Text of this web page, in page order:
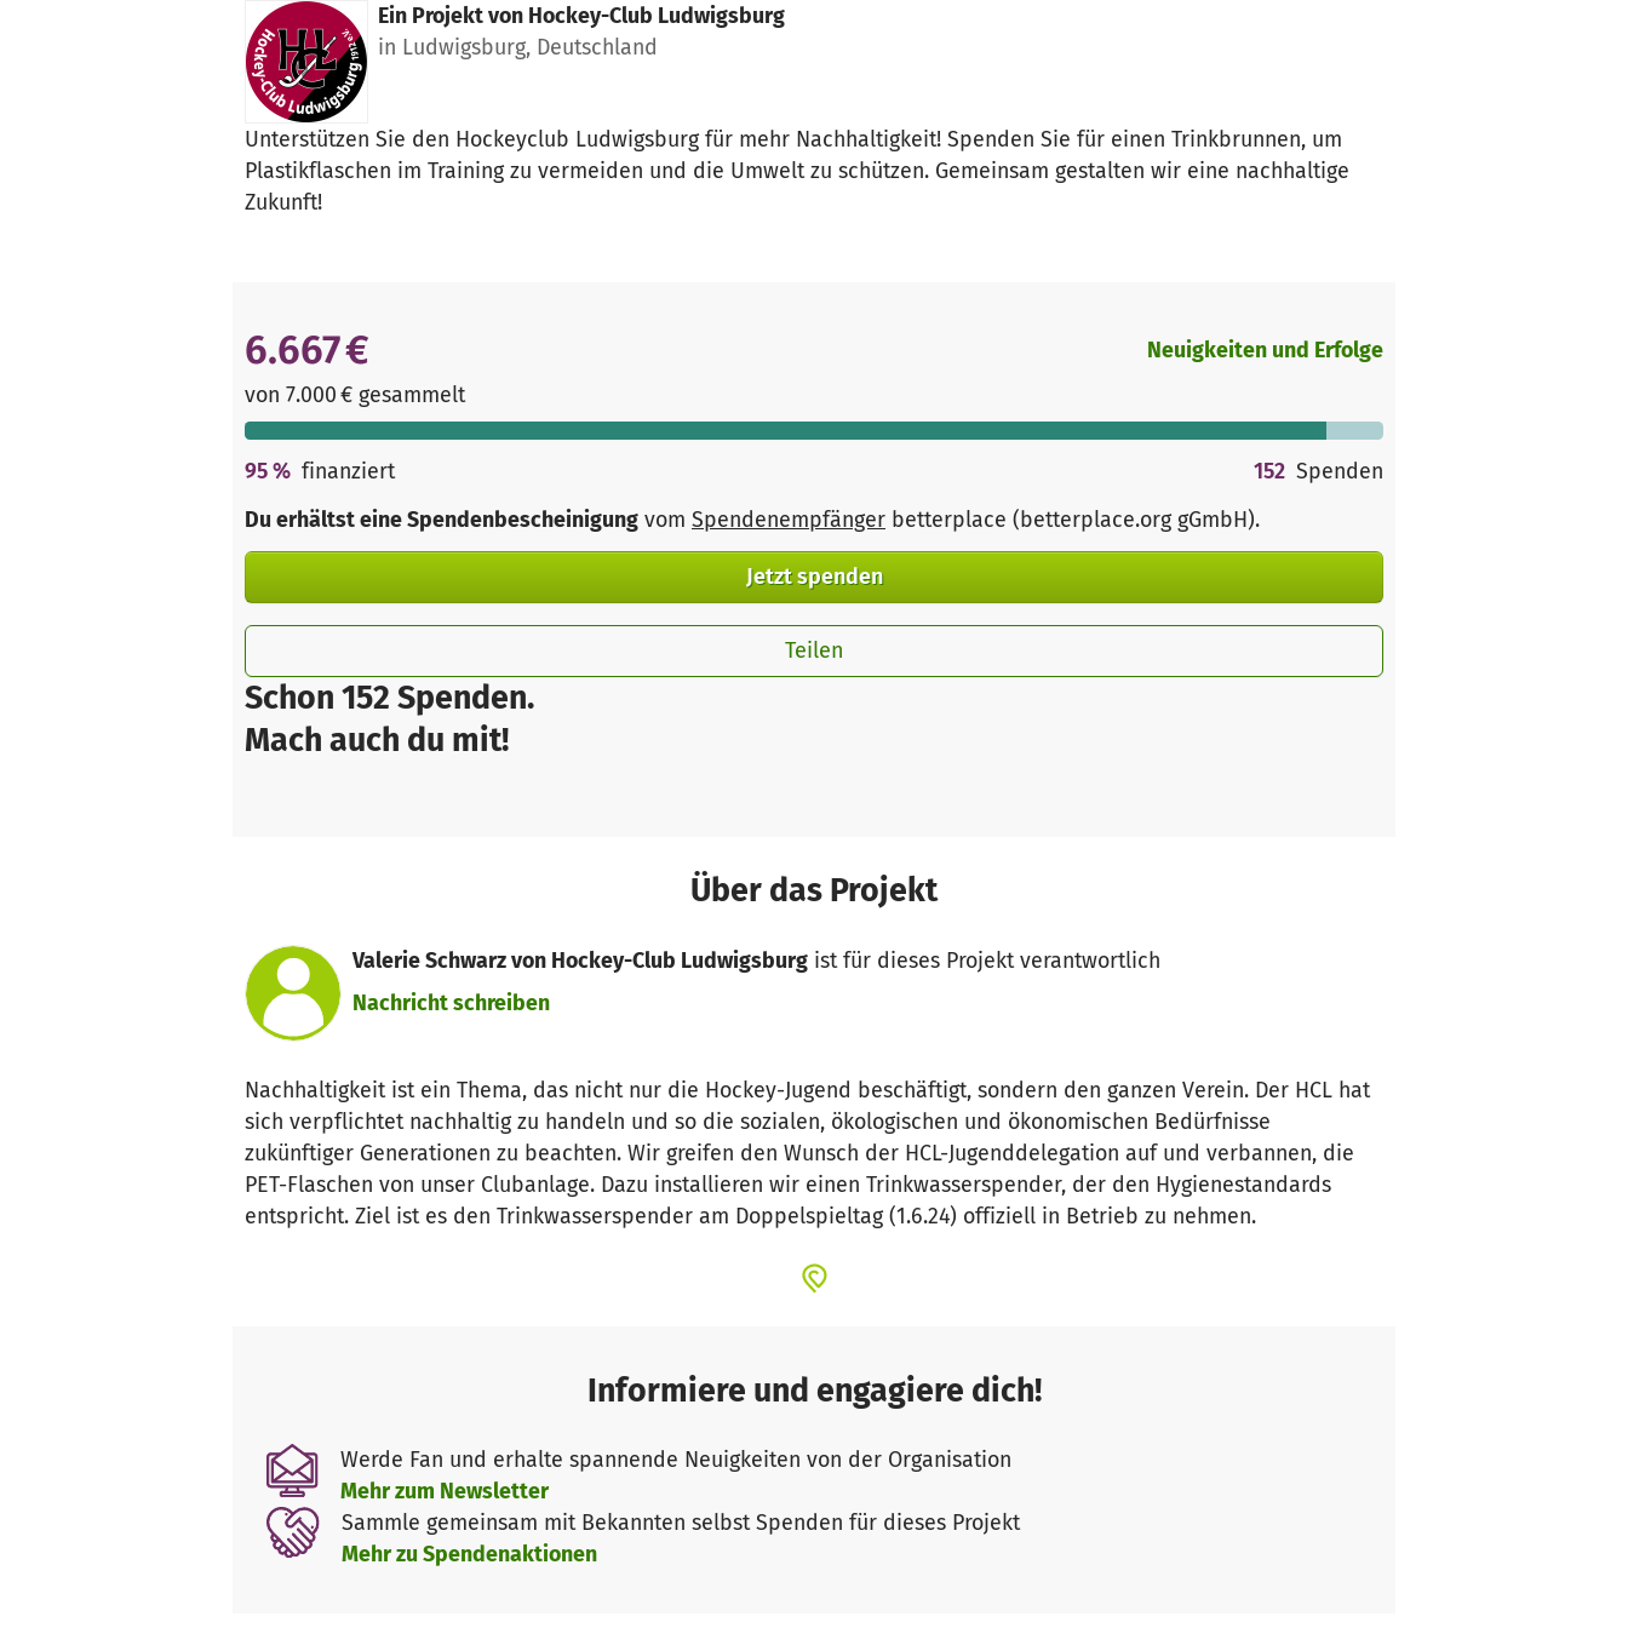
Ein Projekt von Hockey-Club Ludwigsburg
in Ludwigsburg, Deutschland
Unterstützen Sie den Hockeyclub Ludwigsburg für mehr Nachhaltigkeit! Spenden Sie für einen Trinkbrunnen, um
Plastikflaschen im Training zu vermeiden und die Umwelt zu schützen. Gemeinsam gestalten wir eine nachhaltige
Zukunft!
Schon 152 Spenden.
Mach auch du mit!
6.667 €
von 7.000 € gesammelt
Neuigkeiten und Erfolge
95% finanziert 152 Spenden
Du erhältst eine Spendenbescheinigung vom Spendenempfänger betterplace (betterplace.org gGmbH).
Jetzt spenden
Teilen
Über das Projekt
Valerie Schwarz von Hockey-Club Ludwigsburgist für dieses Projekt verantwortlich
Nachricht schreiben
Nachhaltigkeit ist ein Thema, das nicht nur die Hockey-Jugend beschäftigt, sondern den ganzen Verein. Der HCL hat
sich verpflichtet nachhaltig zu handeln und so die sozialen, ökologischen und ökonomischen Bedürfnisse
zukünftiger Generationen zu beachten. Wir greifen den Wunsch der HCL-Jugenddelegation auf und verbannen, die
PET-Flaschen von unser Clubanlage. Dazu installieren wir einen Trinkwasserspender, der den Hygienestandards
entspricht. Ziel ist es den Trinkwasserspender am Doppelspieltag (1.6.24) offiziell in Betrieb zu nehmen.
Informiere und engagiere dich!
Werde Fan und erhalte spannende Neuigkeiten von der Organisation
Mehr zum Newsletter
Sammle gemeinsam mit Bekannten selbst Spenden für dieses Projekt
Mehr zu Spendenaktionen